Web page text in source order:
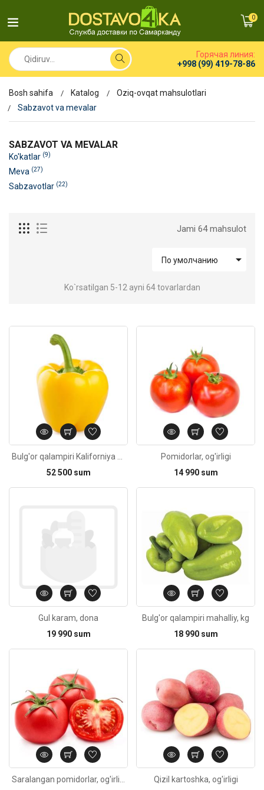
0
Горячая линия:
+998 (99) 419-78-86
Bosh sahifa Katalog
Oziq-ovqat mahsulotlari
Sabzavot va mevalar
SABZAVOT VA MEVALAR
Ko'katlar (9)
Meva (27)
Sabzavotlar (22)
Jami 64 mahsulot
По умолчанию 
Ko`rsatilgan 5-12 ayni 64 tovarlardan
52 500 sum
Pomidorlar, og'irligi
14 990 sum
Gul karam, dona
19 990 sum
Bulg'or qalampiri mahalliy, kg
18 990 sum
Qizil kartoshka, og'irligi